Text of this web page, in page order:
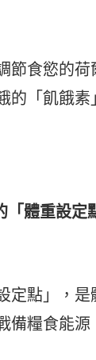
節食慾的
的「飢餓
體重設定
定點」，
備糧食能